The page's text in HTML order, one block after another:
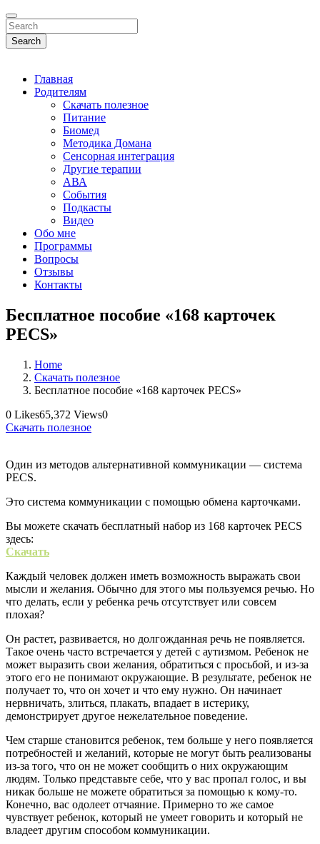
Search
Главная
Родителям
Скачать полезное
Питание
Биомед
Методика Домана
Сенсорная интеграция
Другие терапии
АВА
События
Подкасты
Видео
Обо мне
Программы
Вопросы
Отзывы
Контакты
Бесплатное пособие «168 карточек
PECS»
Home
Скачать полезное
Бесплатное пособие «168 карточек PECS»
0 Likes65,372 Views0
Скачать полезное
Один из методов альтернативной коммуникации — система
PECS.
Это система коммуникации с помощью обмена карточками.
Вы можете скачать бесплатный набор из 168 карточек PECS
здесь:
Скачать
Каждый человек должен иметь возможность выражать свои
мысли и желания. Обычно для этого мы пользуемся речью. Но
что делать, если у ребенка речь отсутствует или совсем
плохая?
Он растет, развивается, но долгожданная речь не появляется.
Такое очень часто встречается у детей с аутизмом. Ребенок не
может выразить свои желания, обратиться с просьбой, и из-за
этого его не понимают окружающие. В результате, ребенок не
получает то, что он хочет и что ему нужно. Он начинает
нервничать, злиться, плакать, впадает в истерику,
демонстрирует другое нежелательное поведение.
Чем старше становится ребенок, тем больше у него появляется
потребностей и желаний, которые не могут быть реализованы
из-за того, что он не может сообщить о них окружающим
людям. Только представьте себе, что у вас пропал голос, и вы
никак больше не можете обратиться за помощью к кому-то.
Конечно, вас одолеет отчаяние. Примерно то же самое
чувствует ребенок, который не умеет говорить и который не
владеет другим способом коммуникации.